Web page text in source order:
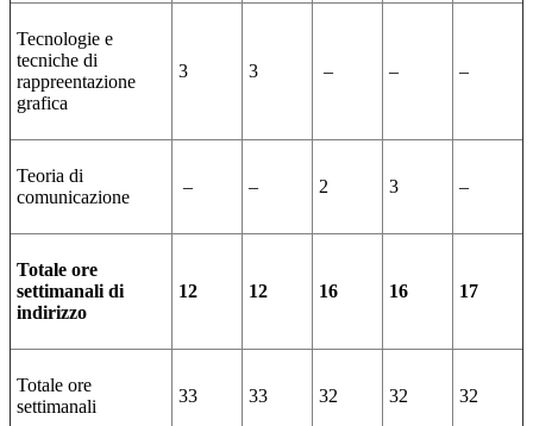
Tecnologie e
tecniche di
rappreentazione
grafica
3 3 – – –
Teoria di
comunicazione
– – 2 3 –
Totale ore
settimanali di
indirizzo
12 12 16 16 17
Totale ore
settimanali
33 33 32 32 32